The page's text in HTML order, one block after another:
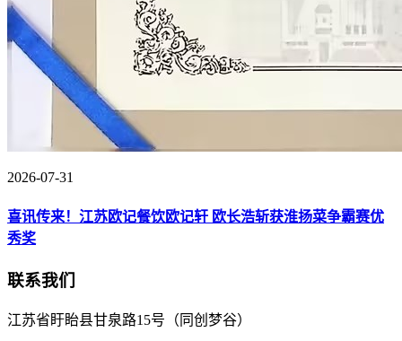
2026-07-31
喜讯传来！江苏欧记餐饮欧记轩 欧长浩斩获淮扬菜争霸赛优
秀奖
联系我们
江苏省盱眙县甘泉路15号（同创梦谷）